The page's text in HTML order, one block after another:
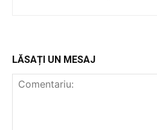
LĂSAȚI UN MESAJ